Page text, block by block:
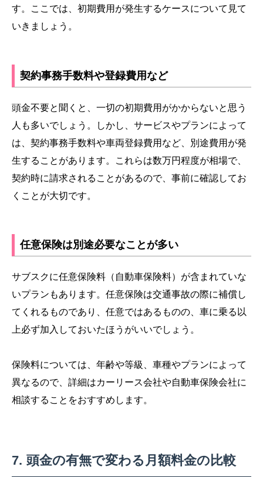
す。ここでは、初期費用が発生するケースについて見て
いきましょう。
契約事務手数料や登録費用など
頭金不要と聞くと、一切の初期費用がかからないと思う
人も多いでしょう。しかし、サービスやプランによって
は、契約事務手数料や車両登録費用など、別途費用が発
生することがあります。これらは数万円程度が相場で、
契約時に請求されることがあるので、事前に確認してお
くことが大切です。
任意保険は別途必要なことが多い
サブスクに任意保険料（自動車保険料）が含まれていな
いプランもあります。任意保険は交通事故の際に補償し
てくれるものであり、任意ではあるものの、車に乗る以
上必ず加入しておいたほうがいいでしょう。
保険料については、年齢や等級、車種やプランによって
異なるので、詳細はカーリース会社や自動車保険会社に
相談することをおすすめします。
頭金の有無で変わる月額料金の比較